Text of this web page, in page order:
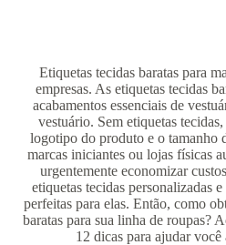
Etiquetas tecidas baratas para
empresas. As etiquetas tecidas
acabamentos essenciais de
vestuário. Sem etiquetas
logotipo do produto e o tamanho
marcas iniciantes ou lojas físicas
urgentemente economizar
etiquetas tecidas personalizadas
perfeitas para elas. Então, como
baratas para sua linha de roupas?
12 dicas para ajudar você